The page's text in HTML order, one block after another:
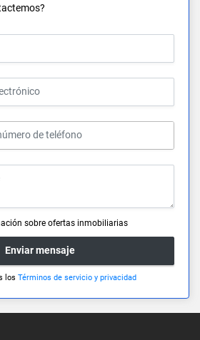
sobre ofertas inmobiliarias
Enviar mensaje
los Términos de servicio y privacidad